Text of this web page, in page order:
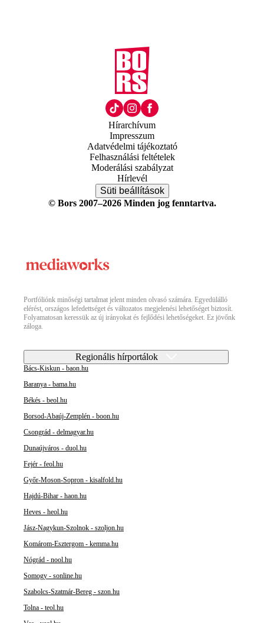
Hírarchívum
Impresszum
Adatvédelmi tájékoztató
Felhasználási feltételek
Moderálási szabályzat
Hírlevél
Süti beállítások
© Bors 2007–2026 Minden jog fenntartva.
Portfóliónk minőségi tartalmat jelent minden olvasó számára. Egyedülálló
elérést, országos lefedettséget és változatos megjelenési lehetőséget biztosít.
Folyamatosan keressük az új irányokat és fejlődési lehetőségeket. Ez jövőnk
záloga.
Regionális hírportálok
Bács-Kiskun - baon.hu
Baranya - bama.hu
Békés - beol.hu
Borsod-Abaúj-Zemplén - boon.hu
Csongrád - delmagyar.hu
Dunaújváros - duol.hu
Fejér - feol.hu
Győr-Moson-Sopron - kisalfold.hu
Hajdú-Bihar - haon.hu
Heves - heol.hu
Jász-Nagykun-Szolnok - szoljon.hu
Komárom-Esztergom - kemma.hu
Nógrád - nool.hu
Somogy - sonline.hu
Szabolcs-Szatmár-Bereg - szon.hu
Tolna - teol.hu